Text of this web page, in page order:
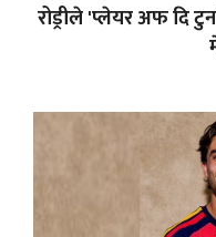
रोड्रीले 'प्लेयर अफ दि